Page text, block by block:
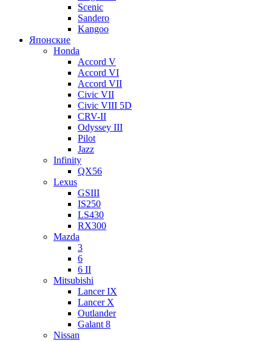
Scenic
Sandero
Kangoo
Японские
Honda
Accord V
Accord VI
Accord VII
Civic VII
Civic VIII 5D
CRV-II
Odyssey III
Pilot
Jazz
Infinity
QX56
Lexus
GSIII
IS250
LS430
RX300
Mazda
3
6
6 II
Mitsubishi
Lancer IX
Lancer X
Outlander
Galant 8
Nissan